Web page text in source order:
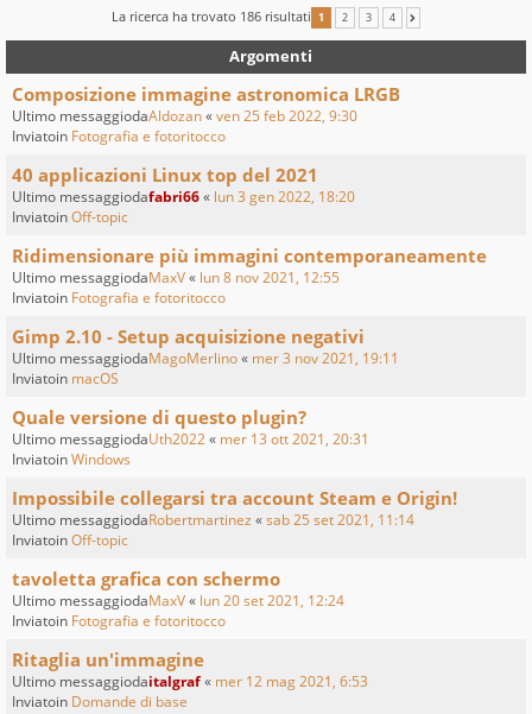
La ricerca ha trovato 186 risultati 1 2 3 4
Argomenti
Composizione immagine astronomica LRGB
Ultimo messaggiodaAldozan«ven 25 feb 2022, 9:30
Inviatoin Fotografia e fotoritocco
40 applicazioni Linux top del 2021
Ultimo messaggiodafabri66« lun 3 gen 2022, 18:20
InviatoinOff-topic
Ridimensionare più immagini contemporaneamente
Ultimo messaggiodaMaxV« lun 8 nov 2021, 12:55
Inviatoin Fotografia e fotoritocco
Gimp 2.10 - Setup acquisizione negativi
Ultimo messaggiodaMagoMerlino« mer 3 nov 2021, 19:11
Inviatoin macOS
Quale versione di questo plugin?
Ultimo messaggiodaUth2022« mer 13 ott 2021, 20:31
InviatoinWindows
Impossibile collegarsi tra account Steam e Origin!
Ultimo messaggiodaRobertmartinez «sab 25 set 2021, 11:14
InviatoinOff-topic
tavoletta grafica con schermo
Ultimo messaggiodaMaxV« lun 20 set 2021, 12:24
Inviatoin Fotografia e fotoritocco
Ritaglia un'immagine
Ultimo messaggiodaitalgraf« mer 12 mag 2021, 6:53
Inviatoin Domande di base